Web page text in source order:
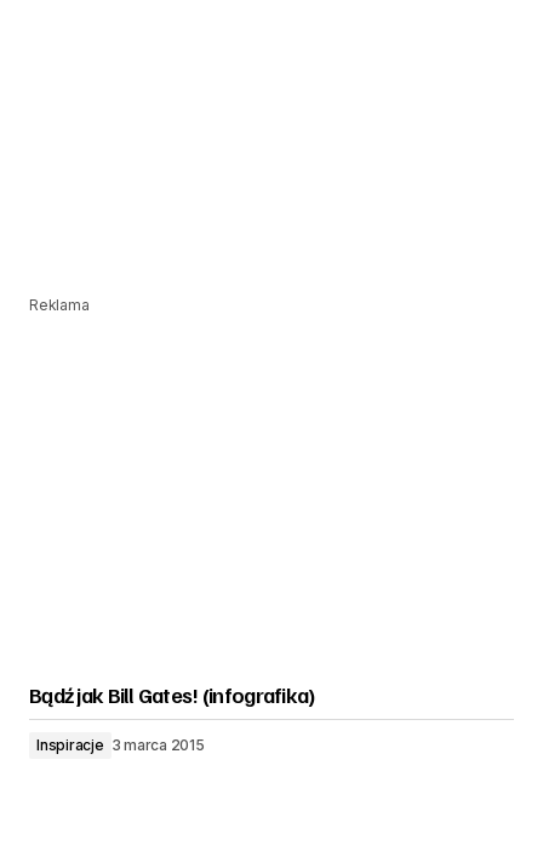
Reklama
Bądź jak Bill Gates! (infografika)
Inspiracje 3 marca 2015